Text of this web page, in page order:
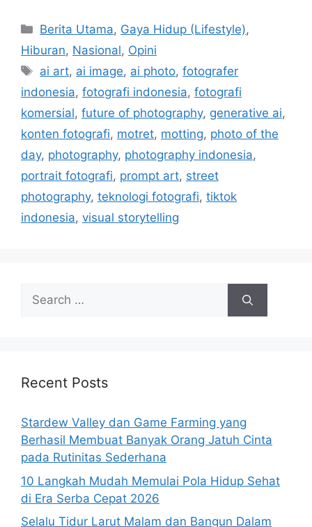
Categories
Berita Utama, Gaya Hidup (Lifestyle),
Hiburan, Nasional, Opini
Tags
ai art, ai image, ai photo,fotografer
indonesia, fotografi indonesia, fotografi
komersial, future of photography, generative ai,
konten fotografi, motret, motting, photo of the
day, photography, photography indonesia,
portrait fotografi, prompt art, street
photography, teknologi fotografi, tiktok
indonesia, visual storytelling
Search
for:
Recent Posts
Stardew Valley dan Game Farming yang
Berhasil Membuat Banyak Orang Jatuh Cinta
pada Rutinitas Sederhana
10 Langkah Mudah Memulai Pola Hidup Sehat
di Era Serba Cepat 2026
Selalu Tidur Larut Malam dan Bangun Dalam